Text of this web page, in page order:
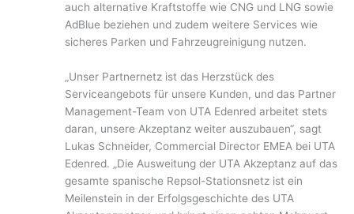
auch alternative Kraftstoffe wie CNG und LNG sowie
AdBlue beziehen und zudem weitere Services wie
sicheres Parken und Fahrzeugreinigung nutzen.
„Unser Partnernetz ist das Herzstück des
Serviceangebots für unsere Kunden, und das Partner
Management-Team von UTA Edenred arbeitet stets
daran, unsere Akzeptanz weiter auszubauen“, sagt
Lukas Schneider, Commercial Director EMEA bei UTA
Edenred. „Die Ausweitung der UTA Akzeptanz auf das
gesamte spanische Repsol-Stationsnetz ist ein
Meilenstein in der Erfolgsgeschichte des UTA